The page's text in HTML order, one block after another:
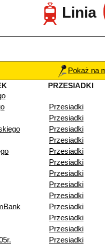
Linia
Pokaż na
PRZESIADKI
Przesiadki
Przesiadki
Przesiadki
Przesiadki
Przesiadki
Przesiadki
Przesiadki
Przesiadki
Przesiadki
Przesiadki
Przesiadki
Przesiadki
Przesiadki